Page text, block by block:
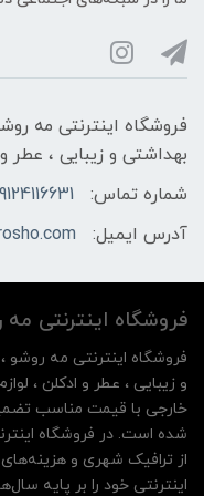
فروشگاه اینترنتی مه‌
بهداشتی و زیبایی ، عطر
شماره تماس:
آدرس ایمیل:
فروشگاه اینترنتی
فروشگاه اینترنتی مه‌ رو‌شو
و زیبایی ، عطر و ادکلن ،
خارجی با قیمت مناسب
شده است. در فروشگاه
از ترافیک شهری و